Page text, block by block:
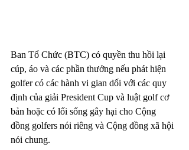
Ban Tổ Chức (BTC) có quyền thu hồi lại
cúp, áo và các phần thưởng nếu phát hiện
golfer có các hành vi gian dối với các quy
định của giải President Cup và luật golf cơ
bản hoặc có lối sống gây hại cho Cộng
đồng golfers nói riêng và Cộng đồng xã hội
nói chung.